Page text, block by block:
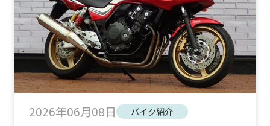
2026年06月08日 バイク紹介